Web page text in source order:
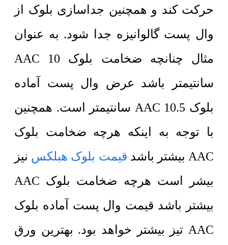
حرکت کند و همچنین جداسازی بلوک از
وال پست گالوانیزه جدا شود. به عنوان
مثال چنانچه ضخامت بلوک AAC 10
سانتیمتر باشد عرض وال پست آماده
بلوک AAC 10.5 سانتیمتر است. همچنین
با توجه به اینکه هرچه ضخامت بلوک
AAC بیشتر باشد
قیمت بلوک هبلکس نیز
بیشر است هرچه ضخامت بلوک AAC
بیشتر باشد قیمت وال پست آماده بلوک
AAC تیز بیشتر خواهد بود. بهترین ورق